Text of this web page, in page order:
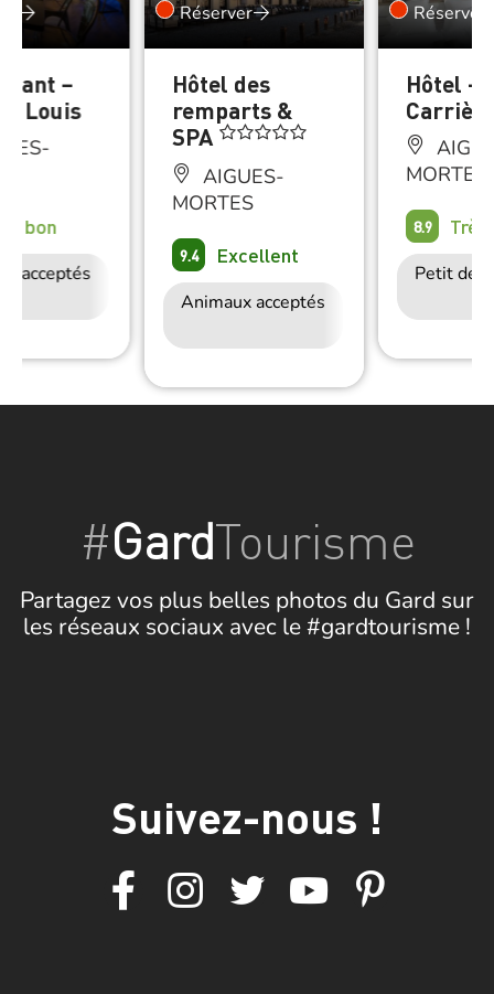
–
Louis
bon
acceptés
Accès Internet
Restauration
Réserver
Hôtel des
remparts &
SPA
AIGUES-
MORTES
9.4 Excellent
Animaux acceptés Petit déjeuner
Réserver
Hôtel –
Carrière
MORTES
8.9 Très
Petit
#GardTourisme
Partagez vos plus belles photos du Gard sur
les réseaux sociaux avec le #gardtourisme !
Suivez-nous !